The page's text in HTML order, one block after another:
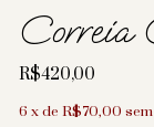
Correia
R$420,00
6 x de R$70,00